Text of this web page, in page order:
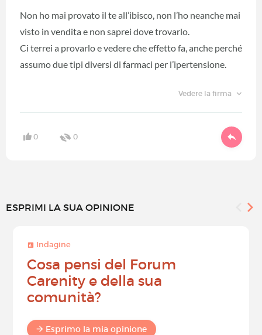
Non ho mai provato il te all’ibisco, non l’ho neanche mai
visto in vendita e non saprei dove trovarlo.
Ci terrei a provarlo e vedere che effetto fa, anche perché
assumo due tipi diversi di farmaci per l’ipertensione.
Vedere la firma
0 0
ESPRIMI LA SUA OPINIONE
Indagine
Cosa pensi del Forum
Carenity e della sua
comunità?
Esprimo la mia opinione